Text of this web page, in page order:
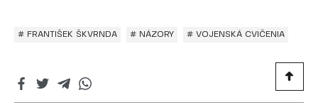
# FRANTIŠEK ŠKVRNDA # NÁZORY # VOJENSKÁ CVIČENIA